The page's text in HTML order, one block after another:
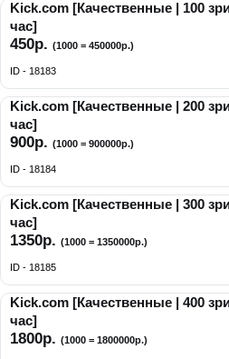
Kick.com [Качественные | 100
час]
450р. (1000 = 450000р.)
ID - 18183
Kick.com [Качественные | 200
час]
900р. (1000 = 900000р.)
ID - 18184
Kick.com [Качественные | 300
час]
1350р. (1000 = 1350000р.)
ID - 18185
Kick.com [Качественные | 400
час]
1800р. (1000 = 1800000р.)